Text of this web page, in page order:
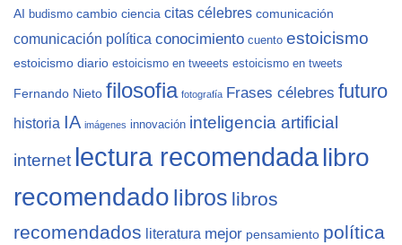
AI budismo cambio ciencia citas célebres comunicación
comunicación política conocimiento cuento estoicismo
estoicismo diario estoicismo en tweeets estoicismo en tweets
Fernando Nieto filosofia fotografía Frases célebres futuro
historia IA imágenes innovación inteligencia artificial
internet lectura recomendadalibro
recomendado libros libros
recomendados literatura mejor pensamiento política